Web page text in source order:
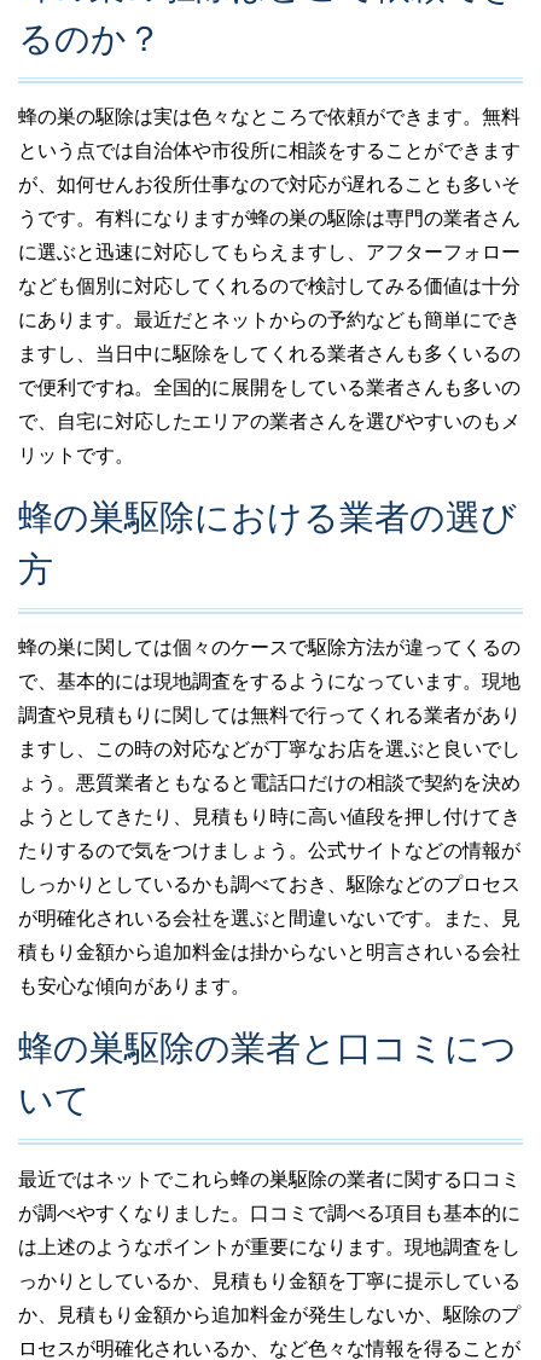
るのか？
蜂の巣の駆除は実は色々なところで依頼ができます。無料
という点では自治体や市役所に相談をすることができます
が、如何せんお役所仕事なので対応が遅れることも多いそ
うです。有料になりますが蜂の巣の駆除は専門の業者さん
に選ぶと迅速に対応してもらえますし、アフターフォロー
なども個別に対応してくれるので検討してみる価値は十分
にあります。最近だとネットからの予約なども簡単にでき
ますし、当日中に駆除をしてくれる業者さんも多くいるの
で便利ですね。全国的に展開をしている業者さんも多いの
で、自宅に対応したエリアの業者さんを選びやすいのもメ
リットです。
蜂の巣駆除における業者の選び
方
蜂の巣に関しては個々のケースで駆除方法が違ってくるの
で、基本的には現地調査をするようになっています。現地
調査や見積もりに関しては無料で行ってくれる業者があり
ますし、この時の対応などが丁寧なお店を選ぶと良いでし
ょう。悪質業者ともなると電話口だけの相談で契約を決め
ようとしてきたり、見積もり時に高い値段を押し付けてき
たりするので気をつけましょう。公式サイトなどの情報が
しっかりとしているかも調べておき、駆除などのプロセス
が明確化されいる会社を選ぶと間違いないです。また、見
積もり金額から追加料金は掛からないと明言されいる会社
も安心な傾向があります。
蜂の巣駆除の業者と口コミにつ
いて
最近ではネットでこれら蜂の巣駆除の業者に関する口コミ
が調べやすくなりました。口コミで調べる項目も基本的に
は上述のようなポイントが重要になります。現地調査をし
っかりとしているか、見積もり金額を丁寧に提示している
か、見積もり金額から追加料金が発生しないか、駆除のプ
ロセスが明確化されいるか、など色々な情報を得ることが